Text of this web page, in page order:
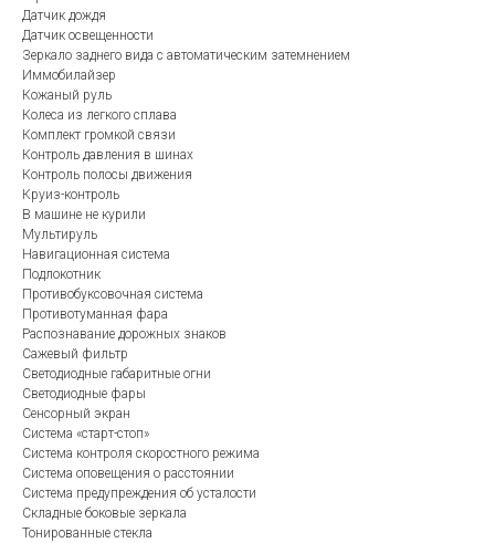
Датчик дождя
Датчик освещенности
Зеркало заднего вида с автоматическим затемнением
Иммобилайзер
Кожаный руль
Колеса из легкого сплава
Комплект громкой связи
Контроль давления в шинах
Контроль полосы движения
Круиз-контроль
В машине не курили
Мультируль
Навигационная система
Подлокотник
Противобуксовочная система
Противотуманная фара
Распознавание дорожных знаков
Сажевый фильтр
Светодиодные габаритные огни
Светодиодные фары
Сенсорный экран
Система «старт-стоп»
Система контроля скоростного режима
Система оповещения о расстоянии
Система предупреждения об усталости
Складные боковые зеркала
Тонированные стекла